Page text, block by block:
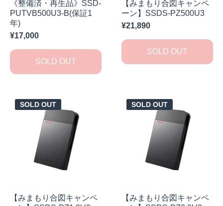
《整備済・再生品》SSD-
PUTVB500U3-B(保証1
年)
¥17,000
SOLD OUT
【みまもり合図キャンペ
ーン】SSDS-PZ500U3
¥21,890
SOLD OUT
SOLD OUT
【みまもり合図キャンペ
SOLD OUT
【みまもり合図キャンペ